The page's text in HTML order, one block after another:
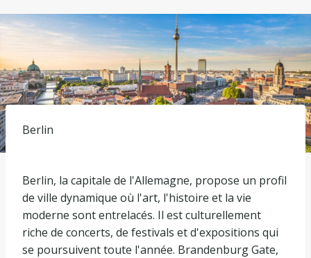
Berlin
Berlin, la capitale de l'Allemagne, propose un profil
de ville dynamique où l'art, l'histoire et la vie
moderne sont entrelacés. Il est culturellement
riche de concerts, de festivals et d'expositions qui
se poursuivent toute l'année. Brandenburg Gate,